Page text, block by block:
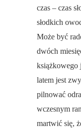
czas – czas
słodkich
Może być
dwóch
książkowego
latem jest
pilnować
wczesnym
martwić się,